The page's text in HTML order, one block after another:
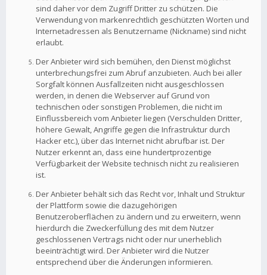
sind daher vor dem Zugriff Dritter zu schützen. Die
Verwendung von markenrechtlich geschützten Worten und
Internetadressen als Benutzername (Nickname) sind nicht
erlaubt.
Der Anbieter wird sich bemühen, den Dienst möglichst
unterbrechungsfrei zum Abruf anzubieten. Auch bei aller
Sorgfalt können Ausfallzeiten nicht ausgeschlossen
werden, in denen die Webserver auf Grund von
technischen oder sonstigen Problemen, die nicht im
Einflussbereich vom Anbieter liegen (Verschulden Dritter,
höhere Gewalt, Angriffe gegen die Infrastruktur durch
Hacker etc.), über das Internet nicht abrufbar ist. Der
Nutzer erkennt an, dass eine hundertprozentige
Verfügbarkeit der Website technisch nicht zu realisieren
ist.
Der Anbieter behält sich das Recht vor, Inhalt und Struktur
der Plattform sowie die dazugehörigen
Benutzeroberflächen zu ändern und zu erweitern, wenn
hierdurch die Zweckerfüllung des mit dem Nutzer
geschlossenen Vertrags nicht oder nur unerheblich
beeinträchtigt wird. Der Anbieter wird die Nutzer
entsprechend über die Änderungen informieren.